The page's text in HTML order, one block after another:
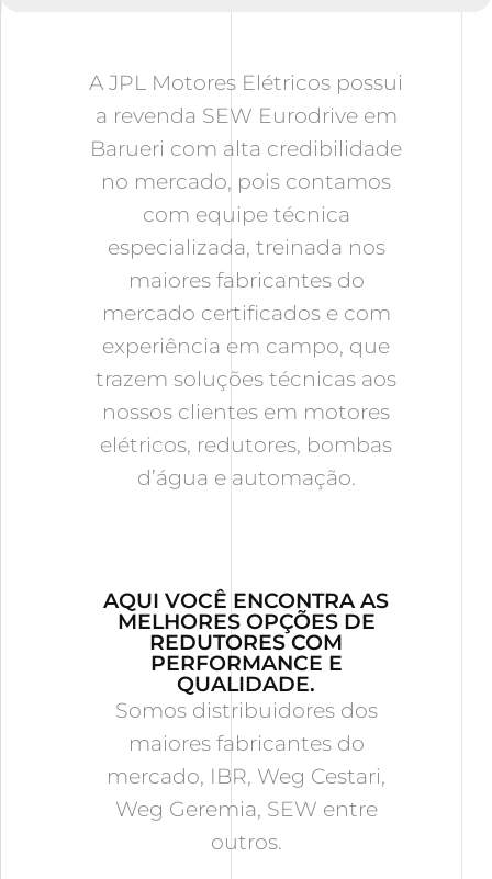
A JPL Motores Elétricos possui
a revenda SEW Eurodrive em
Barueri com alta credibilidade
no mercado, pois contamos
com equipe técnica
especializada, treinada nos
maiores fabricantes do
mercado certificados e com
experiência em campo, que
trazem soluções técnicas aos
nossos clientes em motores
elétricos, redutores, bombas
d’água e automação.
AQUI VOCÊ ENCONTRA AS
MELHORES OPÇÕES DE
REDUTORES COM
PERFORMANCE E
QUALIDADE.
Somos distribuidores dos
maiores fabricantes do
mercado, IBR, Weg Cestari,
Weg Geremia, SEW entre
outros.